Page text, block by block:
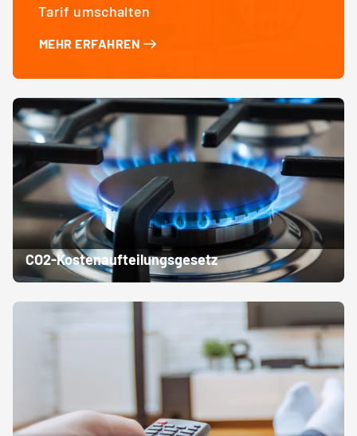
Tarif umschalten
MEHR ERFAHREN
CO2-Kostenaufteilungsgesetz